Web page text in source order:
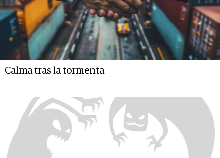
Calma tras la tormenta